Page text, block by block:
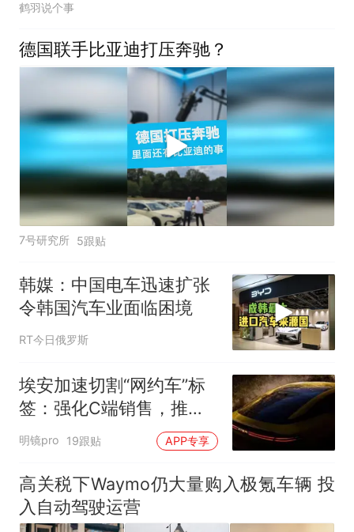
鹤羽说个事
德国联手比亚迪打压奔驰？
7号研究所 5跟贴
韩媒：中国电车迅速扩张
令韩国汽车业面临困境
RT今日俄罗斯
埃安加速切割“网约车”标
签：强化C端销售，推
RAY全新车系
明镜pro 19跟贴 APP专享
高关税下Waymo仍大量购入极氪车辆 投
入自动驾驶运营